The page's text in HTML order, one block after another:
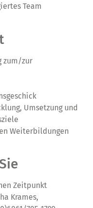
Team
zum/zur
Umsetzung und
Weiterbildungen
Zeitpunkt
Krames,